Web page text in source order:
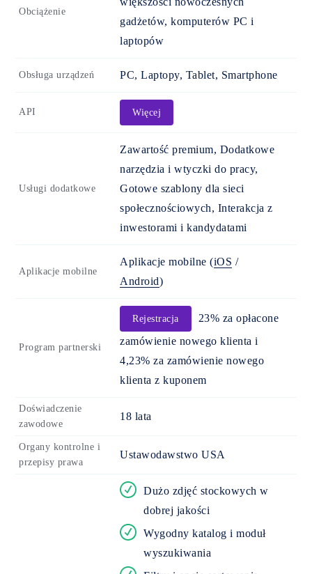
Obciążenie
gadżetów, komputerów PC i
laptopów
Obsługa urządzeń PC, Laptopy, Tablet, Smartphone
API Więcej
Usługi dodatkowe
Zawartość premium, Dodatkowe
narzędzia i wtyczki do pracy,
Gotowe szablony dla sieci
społecznościowych, Interakcja z
inwestorami i kandydatami
Aplikacje mobilne
Aplikacje mobilne (iOS /
Android)
Program partnerski
Rejestracja
23% za opłacone
zamówienie nowego klienta i
4,23% za zamówienie nowego
klienta z kuponem
Doświadczenie
zawodowe
18 lata
Organy kontrolne i
przepisy prawa
Ustawodawstwo USA
Dużo zdjęć stockowych w
dobrej jakości
Wygodny katalog i moduł
wyszukiwania